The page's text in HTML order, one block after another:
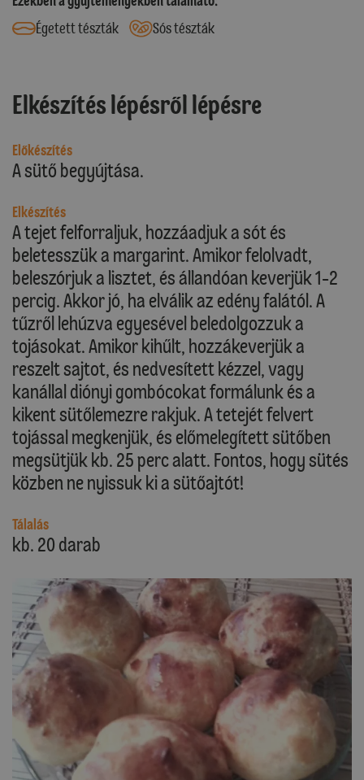
Égetett tészták
Sós tészták
Elkészítés lépésről lépésre
Előkészítés
A sütő begyújtása.
Elkészítés
A tejet felforraljuk, hozzáadjuk a sót és
beletesszük a margarint. Amikor felolvadt,
beleszórjuk a lisztet, és állandóan keverjük 1-2
percig. Akkor jó, ha elválik az edény falától. A
tűzről lehúzva egyesével beledolgozzuk a
tojásokat. Amikor kihűlt, hozzákeverjük a
reszelt sajtot, és nedvesített kézzel, vagy
kanállal diónyi gombócokat formálunk és a
kikent sütőlemezre rakjuk. A tetejét felvert
tojással megkenjük, és előmelegített sütőben
megsütjük kb. 25 perc alatt. Fontos, hogy sütés
közben ne nyissuk ki a sütőajtót!
Tálalás
kb. 20 darab